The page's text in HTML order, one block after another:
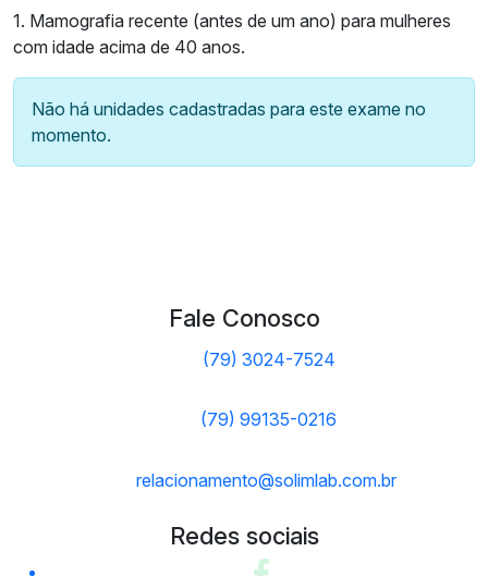
1. Mamografia recente (antes de um ano) para mulheres
com idade acima de 40 anos.
Não há unidades cadastradas para este exame no
momento.
Fale Conosco
(79) 3024-7524
(79) 99135-0216
relacionamento@solimlab.com.br
Redes sociais